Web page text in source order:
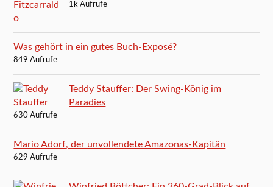
1k Aufrufe
Was gehört in ein gutes Buch-Exposé?
849 Aufrufe
Teddy Stauffer: Der Swing-König im
Paradies
630 Aufrufe
Mario Adorf, der unvollendete Amazonas-Kapitän
629 Aufrufe